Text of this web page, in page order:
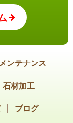
ンテナンス
石材加工
ブログ